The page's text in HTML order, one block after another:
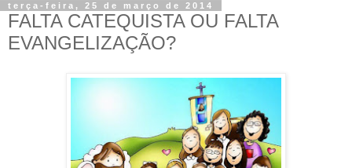
terça-feira, 25 de março de 2014
FALTA CATEQUISTA OU FALTA
EVANGELIZAÇÃO?